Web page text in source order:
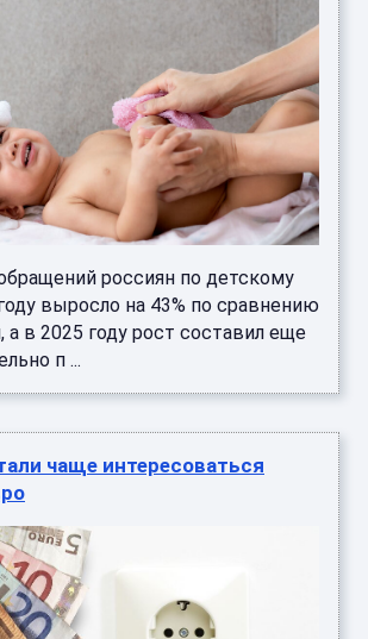
россиян по детскому
выросло на 43% по сравнению
а в 2025 году рост составил еще
п ...
чаще интересоваться